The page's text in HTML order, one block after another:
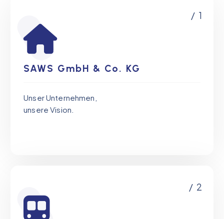
/ 1
SAWS GmbH & Co. KG
Unser Unternehmen,
unsere Vision.
/ 2